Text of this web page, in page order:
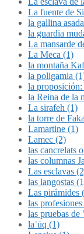
La fuente de
la gallina
la guardia
La mansarde
La Meca (1)
la montaña
la poligamia
la proposición:
la Reina de la
La sirafeh (1)
la torre de
Lamartine (1)
Lamec (2)
las cancrelats
las columnas
Las esclavas
las langostas
Las pirámides
las
las pruebas
laʿūq (1)